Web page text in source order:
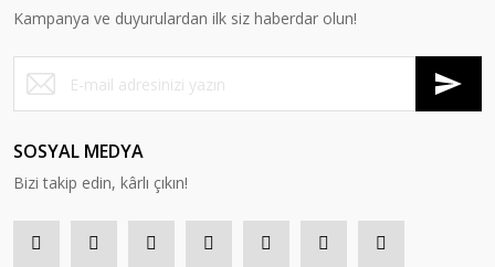
Kampanya ve duyurulardan ilk siz haberdar olun!
SOSYAL MEDYA
Bizi takip edin, kârlı çıkın!